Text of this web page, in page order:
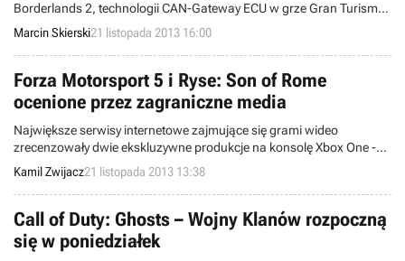
Borderlands 2, technologii CAN-Gateway ECU w grze Gran Turismo
6, podwójnej liczbie punktów doświadczenia do zdobycia w
PlanetSide 2, a także darmowym weekendzie z Worms Clan Wars.
Witamy w wieściach ze świata - codziennej porcji krótkich
wiadomości.
Marcin Skierski21 listopada 2013 16:00
Forza Motorsport 5 i Ryse: Son of Rome
ocenione przez zagraniczne media
Największe serwisy internetowe zajmujące się grami wideo
zrecenzowały dwie ekskluzywne produkcje na konsolę Xbox One -
Forza Motorsport 5 oraz Ryse: Son of Rome. Zawiedzione będą
zwłaszcza osoby pokładające wielkie nadzieje w nowym projekcie
studia Crytek.
Kamil Zwijacz21 listopada 2013 13:38
Call of Duty: Ghosts – Wojny Klanów rozpoczną
się w poniedziałek